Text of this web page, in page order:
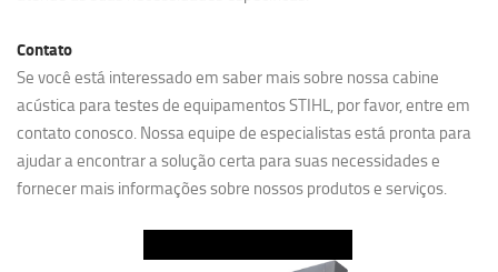
Contato
Se você está interessado em saber mais sobre nossacabine
acústica para testes de equipamentos STIHL, por favor, entre em
contato conosco. Nossa equipe de especialistas está pronta para
ajudar a encontrar a solução certa para suas necessidades e
fornecer mais informações sobre nossos produtos e serviços.